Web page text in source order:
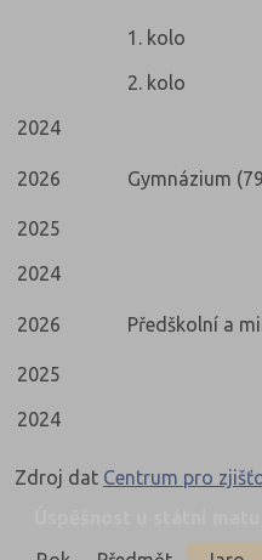
1. kolo
2. kolo
2024
2026 Gymnázium
2025
2024
2026 Předškolní a
2025
2024
Zdroj dat Centrum pro